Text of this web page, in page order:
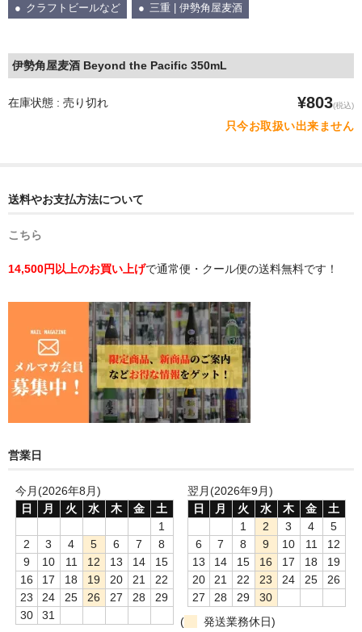
クラフトビールなど 三重 | 伊勢角屋麦酒
伊勢角屋麦酒 Beyond the Pacific 350mL
在庫状態 : 売り切れ ¥803(税込)
只今お取扱い出来ません
送料やお支払方法について
こちら
14,500円以上のお買い上げで通常便・クール便の送料無料です！
営業日
今月(2026年8月)
日
月 火 水 木 金
土
1
2
3 4 5 6 7
8
9
10 11 12 13 14
15
16
17 18 19 20 21
22
23
24 25 26 27 28
29
30
31
翌月(2026年9月)
日
月 火 水 木 金
土
1
2 3 4
5
6
7 8 9 10 11
12
13
14 15 16 17 18
19
20
21 22 23 24 25
26
27
28 29
30
(
発送業務休日)